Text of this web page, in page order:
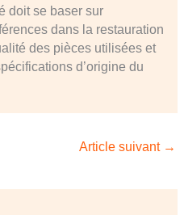
doit se baser sur
dans la restauration
des pièces utilisées et
d’origine du
Article suivant →